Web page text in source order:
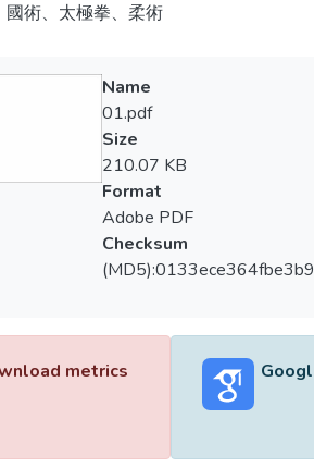
國術、太極拳、柔術
Name
01.pdf
Size
210.07 KB
Format
Adobe PDF
Checksum
metrics